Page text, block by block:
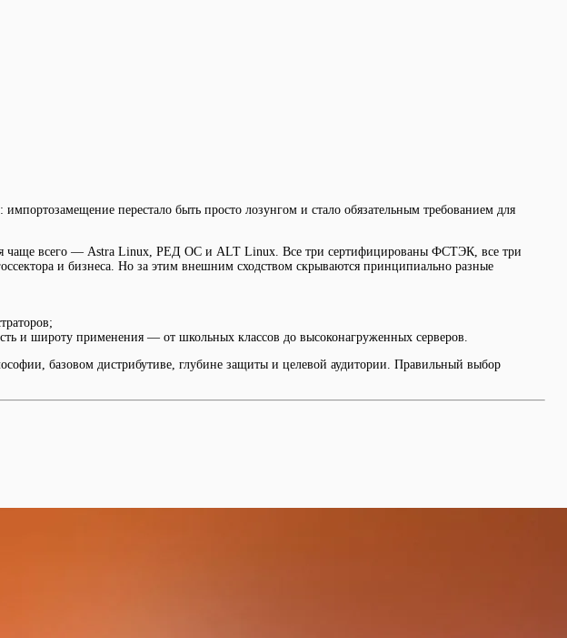
перестало быть просто лозунгом и стало обязательным требованием для
чаще всего — Astra Linux, РЕД ОС и ALT Linux. Все три сертифицированы ФСТЭК, все три
и бизнеса. Но за этим внешним сходством скрываются принципиально разные
и широту применения — от школьных классов до высоконагруженных серверов.
базовом дистрибутиве, глубине защиты и целевой аудитории. Правильный выбор